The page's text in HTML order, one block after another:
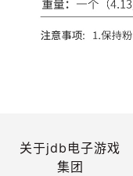
关于jdb电子游戏
集团